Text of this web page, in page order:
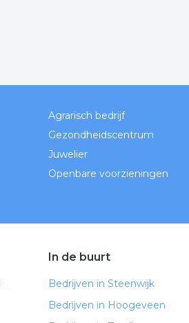
Agrarisch bedrijf
Gezondheidscentrum
Juwelier
Openbare voorzieningen
In de buurt
Bedrijven in Steenwijk
Bedrijven in Hoogeveen